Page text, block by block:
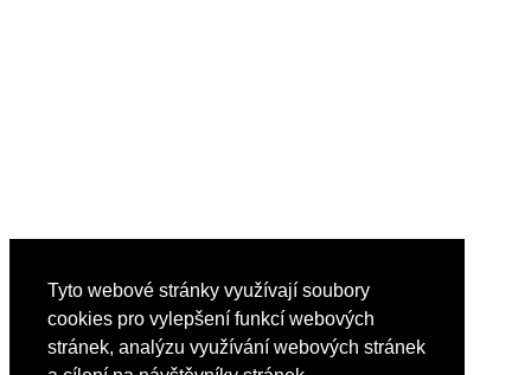
Tyto webové stránky využívají soubory
cookies pro vylepšení funkcí webových
stránek, analýzu využívání webových stránek